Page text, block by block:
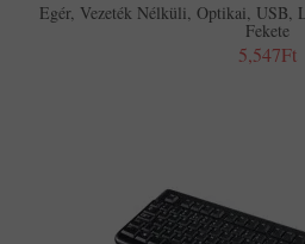
Egér, Vezeték Nélküli, Optikai,
Fekete
5,547Ft